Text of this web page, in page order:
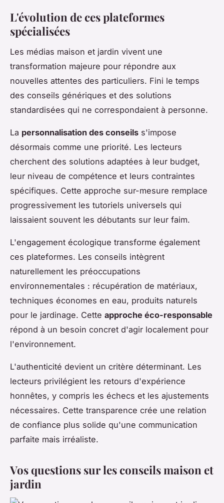
L'évolution de ces plateformes
spécialisées
Les médias maison et jardin vivent une
transformation majeure pour répondre aux
nouvelles attentes des particuliers. Fini le temps
des conseils génériques et des solutions
standardisées qui ne correspondaient à personne.
La personnalisation des conseils s'impose
désormais comme une priorité. Les lecteurs
cherchent des solutions adaptées à leur budget,
leur niveau de compétence et leurs contraintes
spécifiques. Cette approche sur-mesure remplace
progressivement les tutoriels universels qui
laissaient souvent les débutants sur leur faim.
L'engagement écologique transforme également
ces plateformes. Les conseils intègrent
naturellement les préoccupations
environnementales : récupération de matériaux,
techniques économes en eau, produits naturels
pour le jardinage. Cette approche éco-responsable
répond à un besoin concret d'agir localement pour
l'environnement.
L'authenticité devient un critère déterminant. Les
lecteurs privilégient les retours d'expérience
honnêtes, y compris les échecs et les ajustements
nécessaires. Cette transparence crée une relation
de confiance plus solide qu'une communication
parfaite mais irréaliste.
Vos questions sur les conseils maison et
jardin